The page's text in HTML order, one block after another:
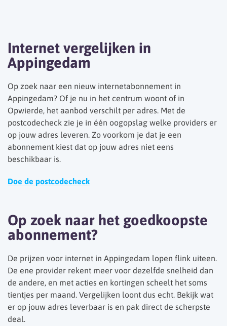
Internet vergelijken in
Appingedam
Op zoek naar een nieuw internetabonnement in
Appingedam? Of je nu in het centrum woont of in
Opwierde, het aanbod verschilt per adres. Met de
postcodecheck zie je in één oogopslag welke providers er
op jouw adres leveren. Zo voorkom je dat je een
abonnement kiest dat op jouw adres niet eens
beschikbaar is.
Doe de postcodecheck
Op zoek naar het goedkoopste
abonnement?
De prijzen voor internet in Appingedam lopen flink uiteen.
De ene provider rekent meer voor dezelfde snelheid dan
de andere, en met acties en kortingen scheelt het soms
tientjes per maand. Vergelijken loont dus echt. Bekijk wat
er op jouw adres leverbaar is en pak direct de scherpste
deal.